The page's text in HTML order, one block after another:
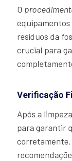
O
equipamentos
resíduos da
crucial para
Verificação
Após a
para garantir
corretamente.